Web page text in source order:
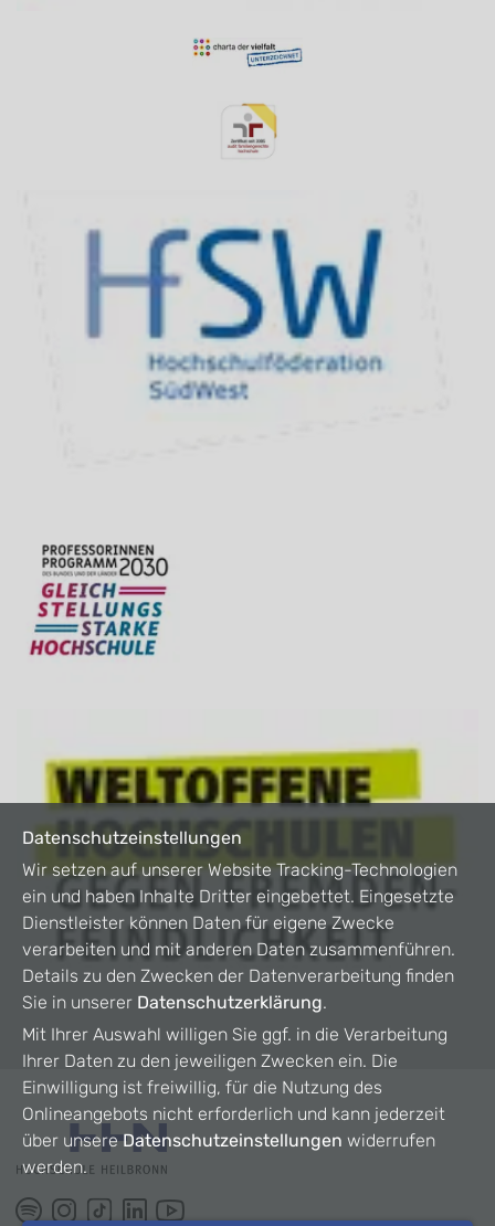
Datenschutzeinstellungen
Wir setzen auf unserer Website Tracking-Technologien
ein und haben Inhalte Dritter eingebettet. Eingesetzte
Dienstleister können Daten für eigene Zwecke
verarbeiten und mit anderen Daten zusammenführen.
Details zu den Zwecken der Datenverarbeitung finden
Sie in unserer Datenschutzerklärung.
Mit Ihrer Auswahl willigen Sie ggf. in die Verarbeitung
Ihrer Daten zu den jeweiligen Zwecken ein. Die
Einwilligung ist freiwillig, für die Nutzung des
Onlineangebots nicht erforderlich und kann jederzeit
über unsereDatenschutzeinstellungen widerrufen
werden.